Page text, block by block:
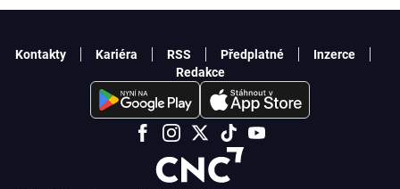
Kontakty Kariéra RSS Předplatné
Inzerce
Redakce